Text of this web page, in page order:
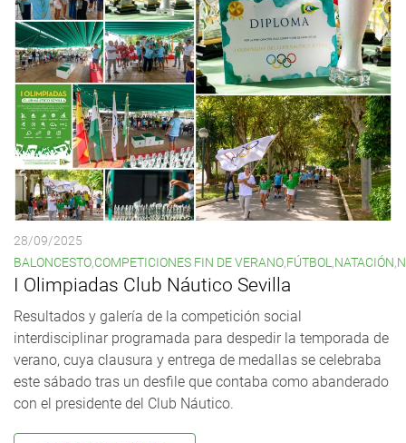
28/09/2025
BALONCESTO COMPETICIONES FIN DE VERANO FÚTBOL NATACIÓN
I Olimpiadas Club Náutico Sevilla
Resultados y galería de la competición social
interdisciplinar programada para despedir la temporada de
verano, cuya clausura y entrega de medallas se celebraba
este sábado tras un desfile que contaba como abanderado
con el presidente del Club Náutico.